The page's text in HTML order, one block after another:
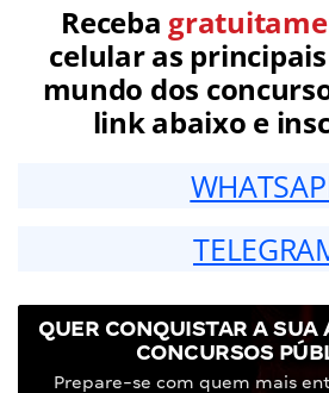
Receba
celular as
mundo dos
link abaixo e
QUER CONQUISTAR A SUA
CONCURSOS
Prepare-se com quem mais